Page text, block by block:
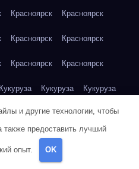
Красноярск Красноярск
Красноярск Красноярск
Красноярск Красноярск
Кукуруза Кукуруза Кукуруза
Кукуруза Кукуруза
Кукуруза
Куриная грудка
и другие технологии, чтобы
также предоставить лучший
опыт. OK